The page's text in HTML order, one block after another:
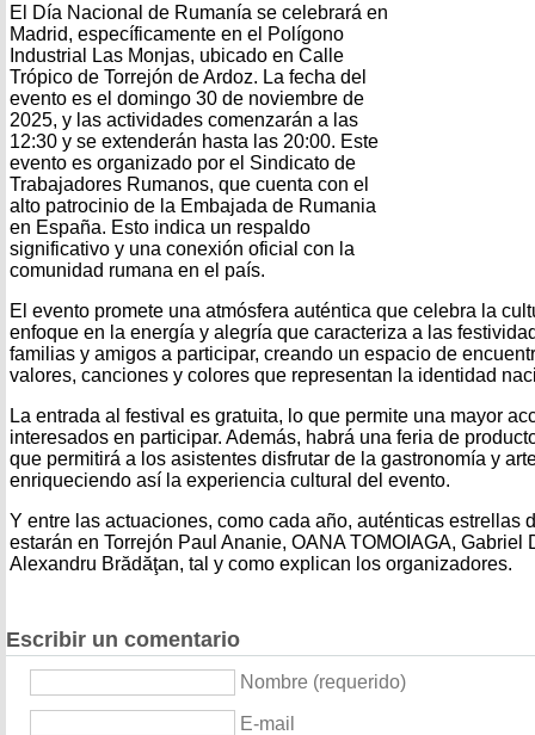
El Día Nacional de Rumanía se celebrará en
Madrid, específicamente en el Polígono
Industrial Las Monjas, ubicado en Calle
Trópico de Torrejón de Ardoz. La fecha del
evento es el domingo 30 de noviembre de
2025, y las actividades comenzarán a las
12:30 y se extenderán hasta las 20:00. Este
evento es organizado por el Sindicato de
Trabajadores Rumanos, que cuenta con el
alto patrocinio de la Embajada de Rumania
en España. Esto indica un respaldo
significativo y una conexión oficial con la
comunidad rumana en el país.
El evento promete una atmósfera auténtica que celebra la
enfoque en la energía y alegría que caracteriza a las
familias y amigos a participar, creando un espacio de
valores, canciones y colores que representan la identidad
La entrada al festival es gratuita, lo que permite una mayor
interesados en participar. Además, habrá una feria de
que permitirá a los asistentes disfrutar de la gastronomía y
enriqueciendo así la experiencia cultural del evento.
Y entre las actuaciones, como cada año, auténticas estrellas
estarán en Torrejón Paul Ananie, OANA TOMOIAGA, Gabriel
Alexandru Brădăţan, tal y como explican los organizadores.
Escribir un comentario
Nombre (requerido)
E-mail